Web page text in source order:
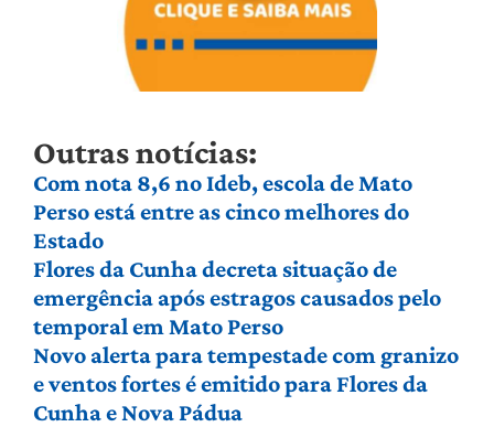
Outras notícias:
Com nota 8,6 no Ideb, escola de Mato
Perso está entre as cinco melhores do
Estado
Flores da Cunha decreta situação de
emergência após estragos causados pelo
temporal em Mato Perso
Novo alerta para tempestade com granizo
e ventos fortes é emitido para Flores da
Cunha e Nova Pádua